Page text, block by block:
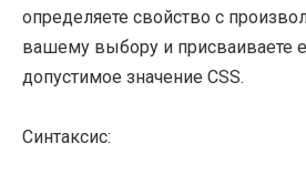
определяете свойство с
вашему выбору и присваиваете
допустимое значение CSS.
Синтаксис: